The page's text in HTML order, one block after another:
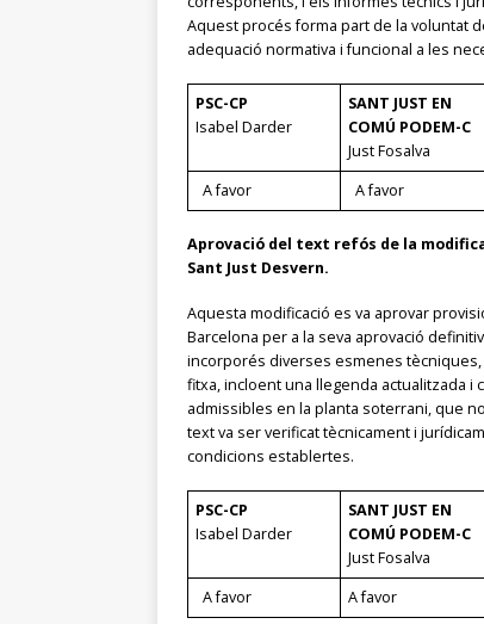
Aquest procés forma part de la voluntat
adequació normativa i funcional a les
PSC-CP
Isabel Darder
SANT JUST EN
COMÚ PODEM-C
Just Fosalva
A favor A favor
Aprovació del text refós de la
Sant Just Desvern.
Aquesta modificació es va aprovar
Barcelona per a la seva aprovació
incorporés diverses esmenes tècniques,
fitxa, incloent una llegenda actualitzada i
admissibles en la planta soterrani, que
text va ser verificat tècnicament i
condicions establertes.​
PSC-CP
Isabel Darder
SANT JUST EN
COMÚ PODEM-C
Just Fosalva
A favor A favor